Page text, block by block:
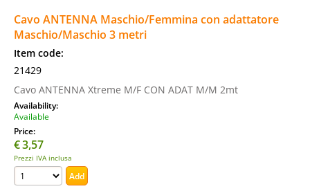
Cavo ANTENNA Maschio/Femmina con adattatore
Maschio/Maschio 3 metri
Item code:
21429
Cavo ANTENNA Xtreme M/F CON ADAT M/M 2mt
Availability:
Available
Price:
€3,57
Prezzi IVA inclusa